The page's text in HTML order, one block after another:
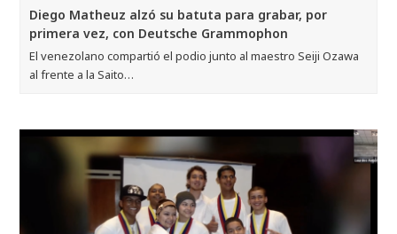
Diego Matheuz alzó su batuta para grabar, por
primera vez, con Deutsche Grammophon
El venezolano compartió el podio junto al maestro Seiji Ozawa
al frente a la Saito…